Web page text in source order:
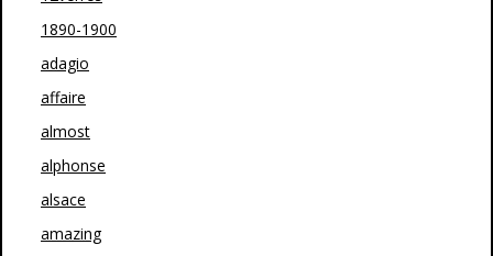
1890-1900
adagio
affaire
almost
alphonse
alsace
amazing